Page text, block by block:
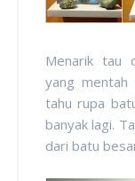
Menarik tau
yang mentah
tahu rupa
banyak lagi.
dari batu